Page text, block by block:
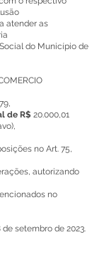
atender as
do Município de
de R$ 20.000,01
no Art. 75,
autorizando
no
setembro de 2023.